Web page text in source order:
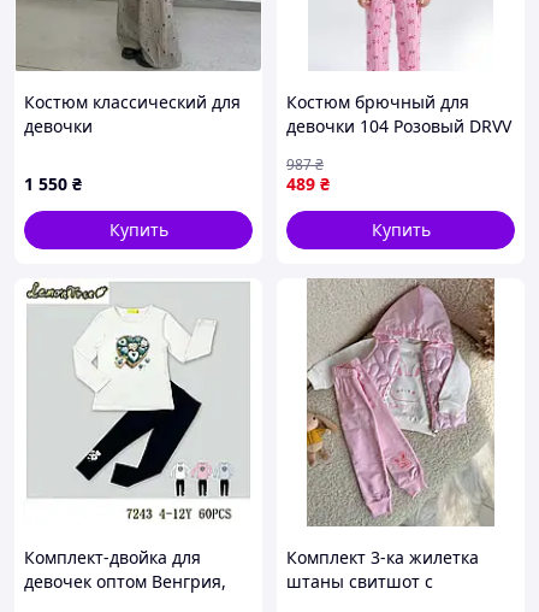
Костюм классический для
девочки
1 550 ₴
Купить
Костюм брючный для
девочки 104 Розовый DRVV
489 ₴
987₴
Купить
Комплект-двойка для
девочек оптом Венгрия,
Комплект 3-ка жилетка
штаны свитшот с